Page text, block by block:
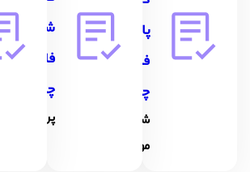
پانزدهم
فارسی
چهارم
شیر و
موش
شانزدهم
فارسی
چهارم
پرسشگری